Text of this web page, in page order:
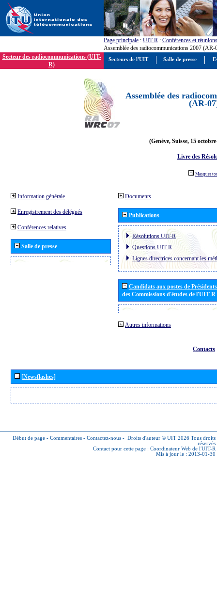
Page principale : UIT-R : Conférences et réunions
Assemblée des radiocommunications 2007 (AR-
Secteur des radiocommunications (UIT-
R)
Assemblée des
(AR-
(Genève, Suisse, 15
Livre des
Masquer
Information générale
Enregistrement des délégués
Conférences relatives
Salle de presse
Documents
Publications
Résolutions UIT-R
Questions UIT-R
Lignes directrices concernant les
Candidats aux postes de
des Commissions d'études de l'UIT-
Autres informations
Contacts
[Newsflashes]
Début de page - Commentaires - Contactez-nous - Droits d'auteur © UIT 2026 Tous droits
réservés
Contact pour cette page : Coordinateur Web de l'UIT-R
Mis à jour le : 2013-01-30
Secteurs de l'UIT Salle de presse